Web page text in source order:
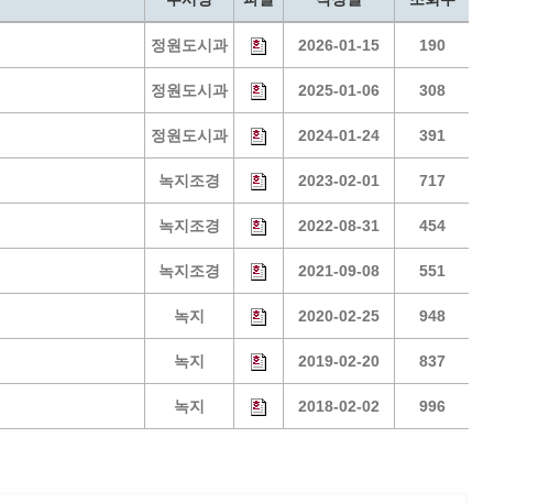
길고양이 중성화 신청
광명동굴딸기 스마트팜 체험프로그램
정원도시과 2026-01-15 190
정원도시과 2025-01-06 308
정원도시과 2024-01-24 391
녹지조경 2023-02-01 717
녹지조경 2022-08-31 454
녹지조경 2021-09-08 551
녹지 2020-02-25 948
녹지 2019-02-20 837
녹지 2018-02-02 996